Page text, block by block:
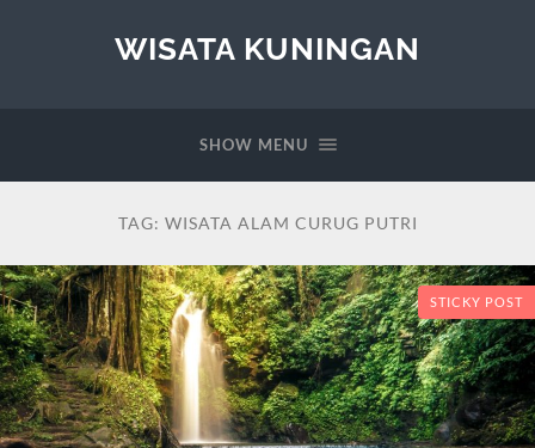
WISATA KUNINGAN
SHOW MENU
TAG: WISATA ALAM CURUG PUTRI
STICKY POST